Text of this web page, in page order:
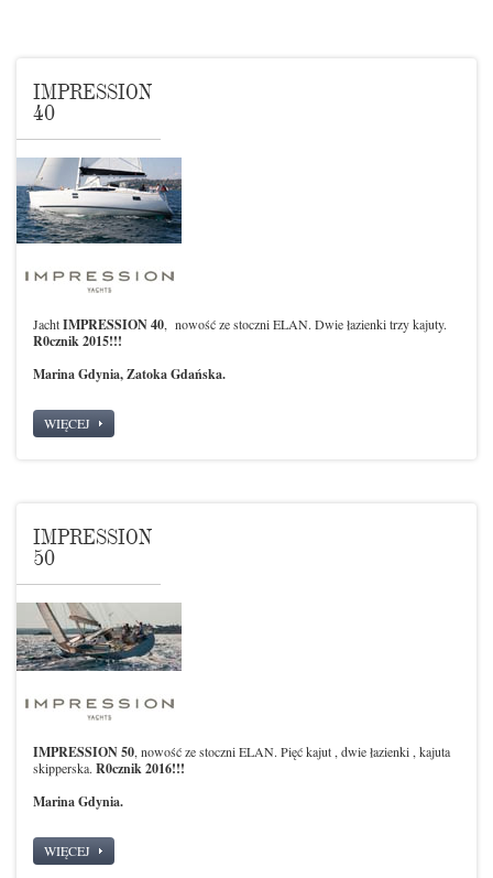
IMPRESSION
40
JachtIMPRESSION 40, nowość ze stoczni ELAN. Dwie łazienki trzy kajuty.
R0cznik 2015!!!
Marina Gdynia, Zatoka Gdańska.
WIĘCEJ
IMPRESSION
50
IMPRESSION 50, nowość ze stoczni ELAN. Pięć kajut , dwie łazienki , kajuta
skipperska. R0cznik 2016!!!
Marina Gdynia.
WIĘCEJ